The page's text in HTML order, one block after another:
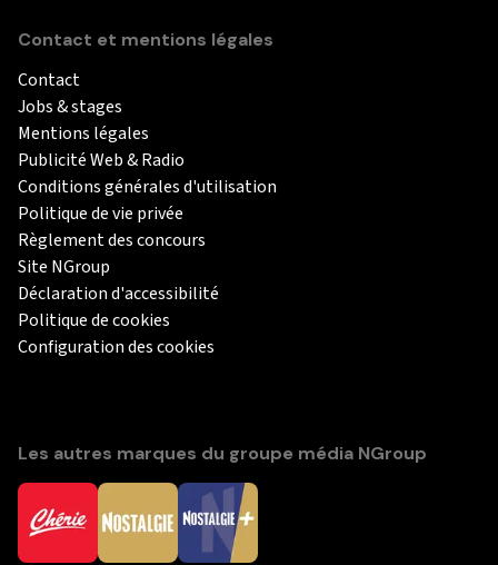
Contact et mentions légales
Contact
Jobs & stages
Mentions légales
Publicité Web & Radio
Conditions générales d'utilisation
Politique de vie privée
Règlement des concours
Site NGroup
Déclaration d'accessibilité
Politique de cookies
Configuration des cookies
Les autres marques du groupe média NGroup